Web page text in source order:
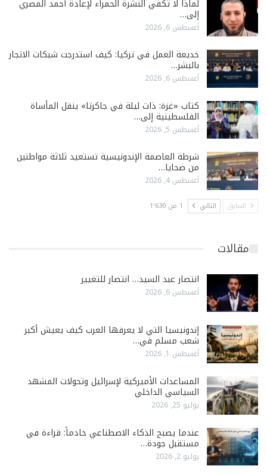
لماذا لا تكفي النشرة الحمراء لإعادة أحمد المصري
إلى…
أغسطس 6, 2026
خديعة العمل في تركيا: كيف استدرجت شبكات الاتجار
بالبشر…
أغسطس 6, 2026
كتاب «غزة: ذات ليلة في جاكرتا» ينقل المأساة
الفلسطينية إلى…
أغسطس 5, 2026
شرطة العاصمة الإندونيسية تستعيد ثلاثة مواطنين
من ضحايا…
أغسطس 4, 2026
السابق التالي 1 من 1٬630
مقالات
انتصار عبد السيد… انتصار للتغيير
أغسطس 6, 2026
إندونيسيا التي لا يعرفها العرب كيف يعيش أكبر
شعب مسلم في…
أغسطس 1, 2026
المساعدات الأميركية لإسرائيل وتحولات المشهد
السياسي الداخلي
يوليو 25, 2026
عندما يصبح الذكاء الاصطناعي خادماً: قراءة في
مستقبل جودة…
يوليو 2, 2026